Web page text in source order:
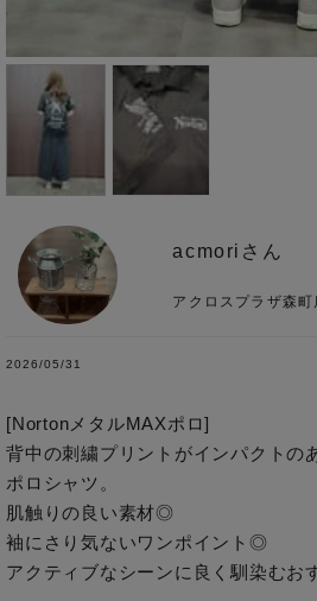
acmoriさん
アクロスプラザ森町
2026/05/31
[NortonメタルMAXポロ]
背中の刺繍プリントがインパクトの
ポロシャツ。
肌触りの良い素材◎
袖にさり気ないワンポイント◎
アクティブなシーンに良く馴染むお